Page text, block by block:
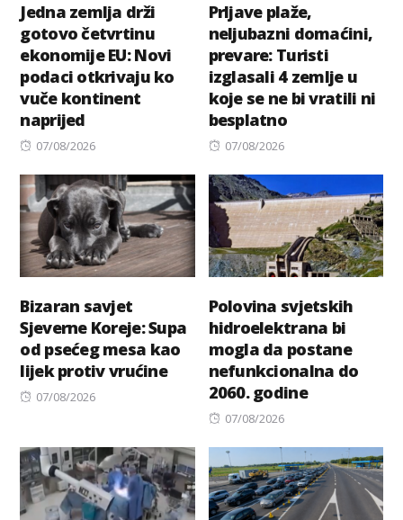
Jedna zemlja drži
gotovo četvrtinu
ekonomije EU: Novi
podaci otkrivaju ko
vuče kontinent
naprijed
Posted
07/08/2026
Prljave plaže,
neljubazni domaćini,
prevare: Turisti
izglasali 4 zemlje u
koje se ne bi vratili ni
besplatno
Posted
07/08/2026
Bizaran savjet
Sjeverne Koreje: Supa
od psećeg mesa kao
lijek protiv vrućine
Posted
07/08/2026
Polovina svjetskih
hidroelektrana bi
mogla da postane
nefunkcionalna do
2060. godine
Posted
07/08/2026